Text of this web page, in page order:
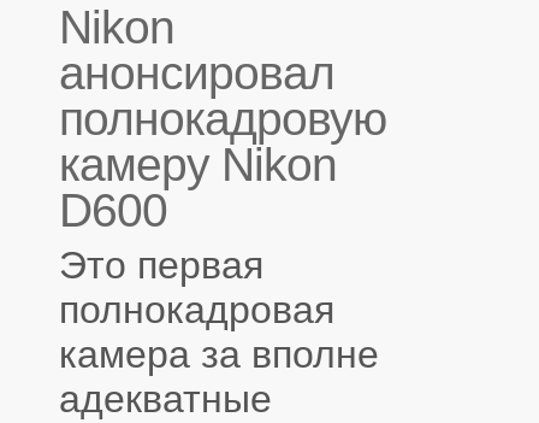
Nikon
анонсировал
полнокадровую
камеру Nikon
D600
Это первая
полнокадровая
камера за вполне
адекватные